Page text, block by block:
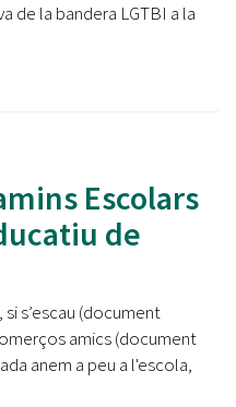
de la bandera LGTBI a la
Escolars
de
s’escau (document
amics (document
anem a peu a l'escola,